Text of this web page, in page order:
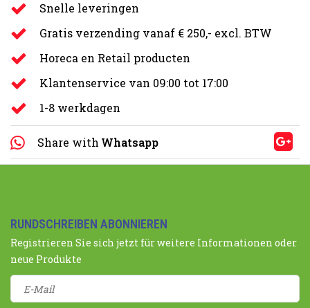
Snelle leveringen
Gratis verzending vanaf € 250,- excl. BTW
Horeca en Retail producten
Klantenservice van 09:00 tot 17:00
1-8 werkdagen
Share with Whatsapp
RUNDSCHREIBEN ABONNIEREN
Registrieren Sie sich jetzt für weitere Informationen oder
neue Produkte